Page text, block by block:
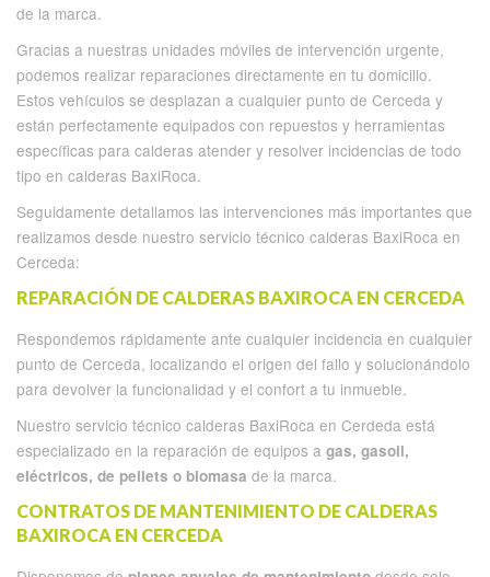
de la marca.
Gracias a nuestras unidades móviles de intervención urgente,
podemos realizar reparaciones directamente en tu domicilio.
Estos vehículos se desplazan a cualquier punto de Cerceda y
están perfectamente equipados con repuestos y herramientas
específicas para calderas atender y resolver incidencias de todo
tipo en calderas BaxiRoca.
Seguidamente detallamos las intervenciones más importantes que
realizamos desde nuestro servicio técnico calderas BaxiRoca en
Cerceda:
REPARACIÓN DE CALDERAS BAXIROCA EN CERCEDA
Respondemos rápidamente ante cualquier incidencia en cualquier
punto de Cerceda, localizando el origen del fallo y solucionándolo
para devolver la funcionalidad y el confort a tu inmueble.
Nuestro servicio técnico calderas BaxiRoca en Cerdeda está
especializado en la reparación de equipos a gas, gasoil,
eléctricos, de pellets o biomasa de la marca.
CONTRATOS DE MANTENIMIENTO DE CALDERAS
BAXIROCA EN CERCEDA